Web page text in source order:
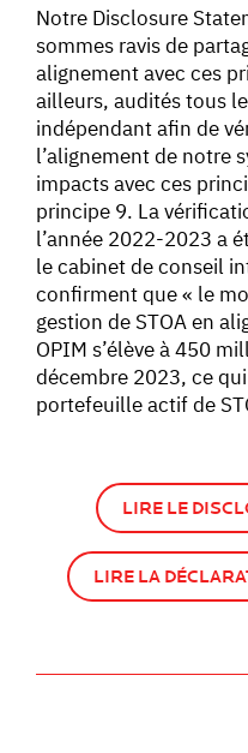
Notre Disclosure
sommes ravis de
alignement avec ces
ailleurs, audités tous
indépendant afin de
l’alignement de notre
impacts avec ces
principe 9. La
l’année 2022-2023 a
le cabinet de conseil
confirment que « le
gestion de STOA en
OPIM s’élève à 450
décembre 2023, ce
portefeuille actif de
LIRE LE
LIRE LA